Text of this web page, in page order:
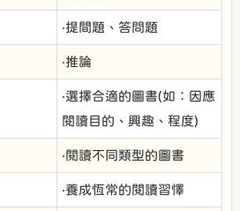
‧提間題、答問題
‧推論
‧選擇合適的圖書(如：因應
閱讀目的、興趣、程度)
‧閱讀不同類型的圖書
‧養成恆常的閱讀習懌